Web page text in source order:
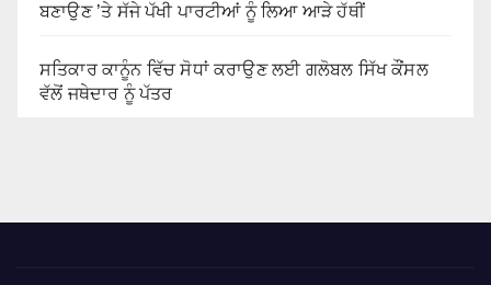
ਬਣਾਉਣ ’ਤੇ ਸੱਜੇ ਪੱਖੀ ਪਾਰਟੀਆਂ ਨੂੰ ਲਿਆ ਆੜੇ ਹੱਥੀਂ
ਸਤਿਕਾਰ ਕਾਨੂੰਨ ਵਿੱਚ ਸੋਧਾਂ ਕਰਾਉਣ ਲਈ ਗਲੋਬਲ ਸਿੱਖ ਕੌਂਸਲ
ਵੱਲੋਂ ਜਥੇਦਾਰ ਨੂੰ ਪੱਤਰ